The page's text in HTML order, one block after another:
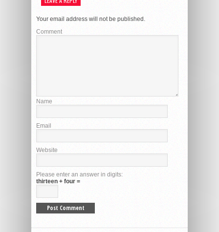
Your email address will not be published.
Comment
Name
Email
Website
Please enter an answer in digits:
thirteen + four =